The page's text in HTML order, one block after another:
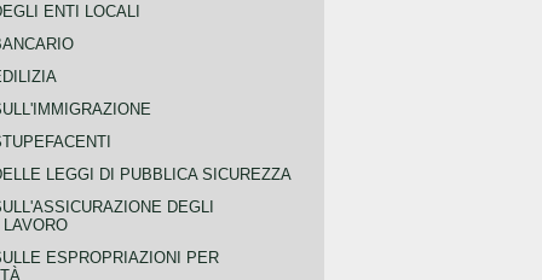
ENTI LOCALI
LEGGI DI PUBBLICA SICUREZZA
DEGLI
ESPROPRIAZIONI PER